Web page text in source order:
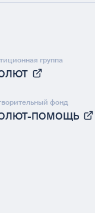
группа
фонд
ПОМОЩЬ